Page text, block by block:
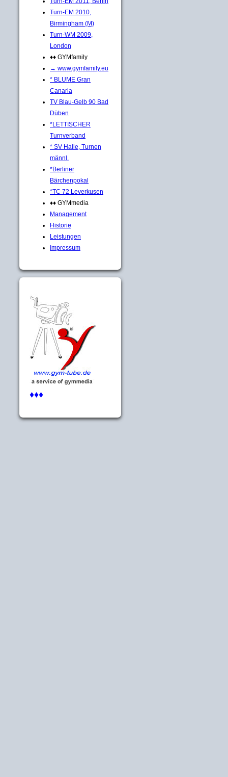
Turn-EM 2010,
Birmingham (M)
Turn-WM 2009,
London
♦♦ GYMfamily
→ www.gymfamily.eu
* BLUME Gran
Canaria
TV Blau-Gelb 90 Bad
Düben
*LETTISCHER
Turnverband
* SV Halle, Turnen
männl.
*Berliner
Bärchenpokal
*TC 72 Leverkusen
♦♦ GYMmedia
Management
Historie
Leistungen
Impressum
♦♦♦